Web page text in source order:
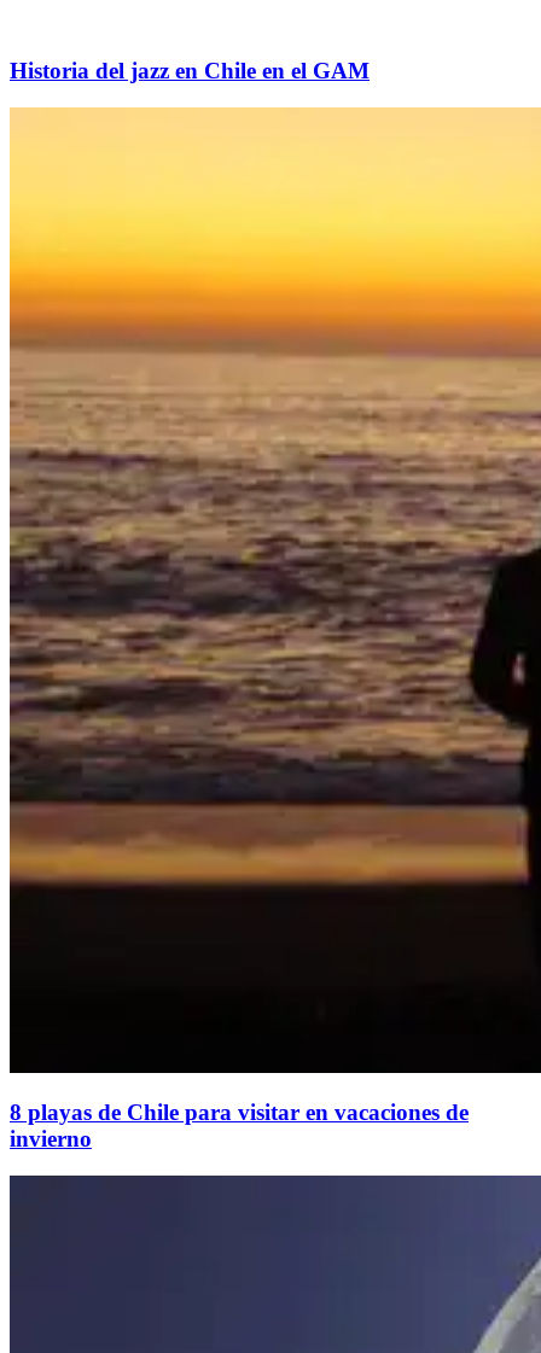
Historia del jazz en Chile en el GAM
8 playas de Chile para visitar en vacaciones de
invierno